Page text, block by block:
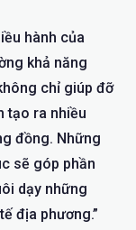
hành của
khả năng
chỉ giúp đỡ
tạo ra nhiều
đồng. Những
sẽ góp phần
dạy những
địa phương.”